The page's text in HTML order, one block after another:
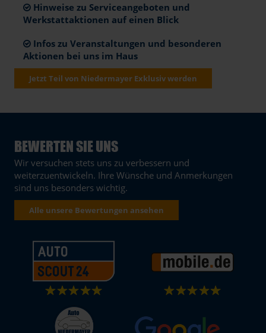
Hinweise zu Serviceangeboten und
Werkstattaktionen auf einen Blick
Infos zu Veranstaltungen und besonderen
Aktionen bei uns im Haus
Jetzt Teil von Niedermayer Exklusiv werden
BEWERTEN SIE UNS
Wir versuchen stets uns zu verbessern und
weiterzuentwickeln. Ihre Wünsche und Anmerkungen
sind uns besonders wichtig.
Alle unsere Bewertungen ansehen